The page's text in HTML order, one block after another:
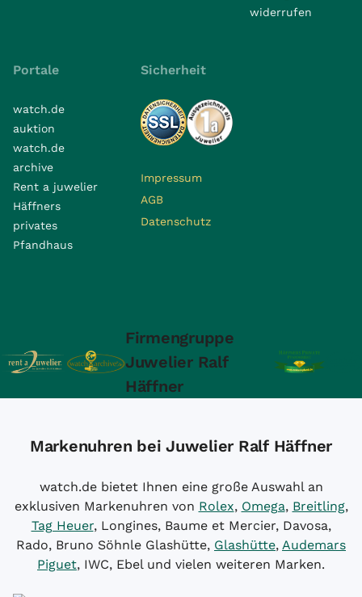
widerrufen
Portale
watch.de
auktion
watch.de
archive
Rent a juwelier
Häffners
privates
Pfandhaus
Sicherheit
Impressum
AGB
Datenschutz
Firmengruppe
Juwelier Ralf
Häffner
Markenuhren bei Juwelier Ralf Häffner
watch.de bietet Ihnen eine große Auswahl an
exklusiven Markenuhren von Rolex, Omega, Breitling,
Tag Heuer, Longines, Baume et Mercier, Davosa,
Rado, Bruno Söhnle Glashütte, Glashütte, Audemars
Piguet, IWC, Ebel und vielen weiteren Marken.